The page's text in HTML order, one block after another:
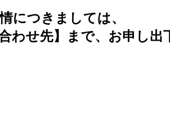
につきましては、
わせ先】まで、お申し出